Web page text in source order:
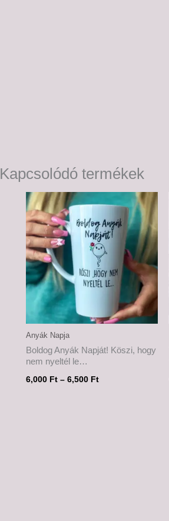
Kapcsolódó termékek
Anyák Napja
Boldog Anyák Napját! Köszi, hogy
nem nyeltél le…
6,000 Ft – 6,500 Ft
-
6,500 Ft